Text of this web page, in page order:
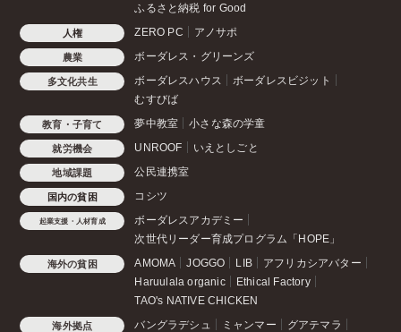
ふるさと納税 for Good
人権 ZERO PC アノサポ
農業 ボーダレス・グリーンズ
多文化共生 ボーダレスハウス
ボーダレスビジット
むすびば
教育・子育て 夢中教室 小さな森の学童
就労機会 UNROOF いえとしごと
地域課題 公民連携室
国内の貧困 コシツ
起業支援・人材育成
ボーダレスアカデミー
次世代リーダー育成プログラム「HOPE」
海外の貧困 AMOMA JOGGO LIB
アフリカシアバター
Haruulala organic
Ethical Factory
TAO's NATIVE CHICKEN
海外拠点 バングラデシュ ミャンマー グアテマラ